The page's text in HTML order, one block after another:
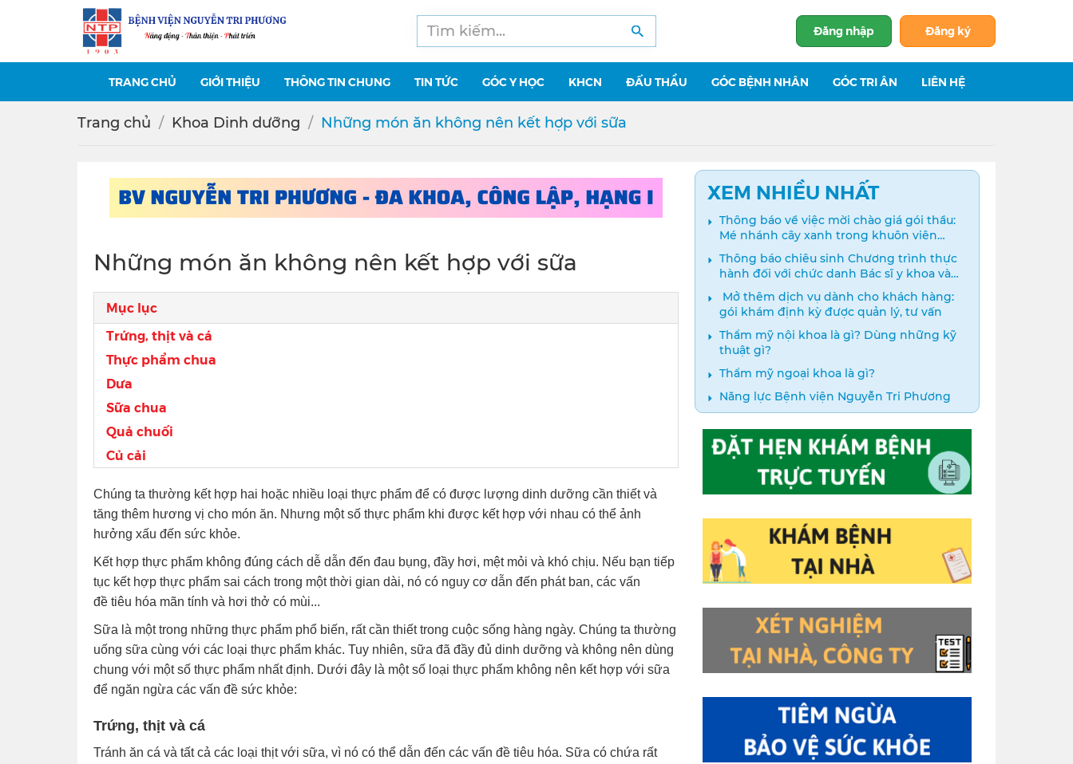
Đăng nhập Đăng ký
TRANG CHỦ GIỚI THIỆU THÔNG TIN CHUNG TIN TỨC GÓC Y HỌC KHCN ĐẤU THẦU GÓC BỆNH NHÂN GÓC TRI ÂN LIÊN HỆ
Trang chủ Khoa Dinh dưỡng Những món ăn không nên kết hợp với sữa
Những món ăn không nên kết hợp với sữa
Mục lục
Trứng, thịt và cá
Thực phẩm chua
Dưa
Sữa chua
Quả chuối
Củ cải
Chúng ta thường kết hợp hai hoặc nhiều loại thực phẩm để có được lượng dinh dưỡng cần thiết và
tăng thêm hương vị cho món ăn. Nhưng một số thực phẩm khi được kết hợp với nhau có thể ảnh
hưởng xấu đến sức khỏe.
Kết hợp thực phẩm không đúng cách dễ dẫn đến đau bụng, đầy hơi, mệt mỏi và khó chịu. Nếu bạn tiếp
tục kết hợp thực phẩm sai cách trong một thời gian dài, nó có nguy cơ dẫn đến phát ban, các vấn
đề tiêu hóa mãn tính và hơi thở có mùi...
Sữa là một trong những thực phẩm phổ biến, rất cần thiết trong cuộc sống hàng ngày. Chúng ta thường
uống sữa cùng với các loại thực phẩm khác. Tuy nhiên, sữa đã đầy đủ dinh dưỡng và không nên dùng
chung với một số thực phẩm nhất định. Dưới đây là một số loại thực phẩm không nên kết hợp với sữa
để ngăn ngừa các vấn đề sức khỏe:
Trứng, thịt và cá
Tránh ăn cá và tất cả các loại thịt với sữa, vì nó có thể dẫn đến các vấn đề tiêu hóa. Sữa có chứa rất
XEM NHIỀU NHẤT
Thông báo về việc mời chào giá gói thầu:
Mé nhánh cây xanh trong khuôn viên
bệnh viện
Thông báo chiêu sinh Chương trình thực
hành đối với chức danh Bác sĩ y khoa và
Điều dưỡng năm 2024
️ Mở thêm dịch vụ dành cho khách hàng:
gói khám định kỳ được quản lý, tư vấn
Thẩm mỹ nội khoa là gì? Dùng những kỹ
thuật gì?
Thẩm mỹ ngoại khoa là gì?
Năng lực Bệnh viện Nguyễn Tri Phương